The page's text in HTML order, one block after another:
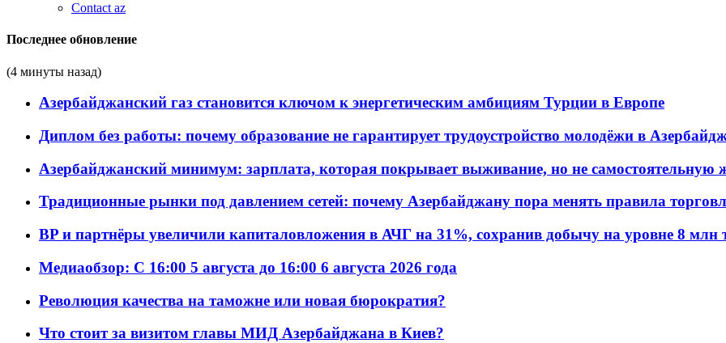
Contact az
Последнее обновление
(4 минуты назад)
Азербайджанский газ становится ключом к энергетическим амбициям Турции в Европе
Диплом без работы: почему образование не гарантирует трудоустройство молодёжи в
Азербайджанский минимум: зарплата, которая покрывает выживание, но не самостоятельную
Традиционные рынки под давлением сетей: почему Азербайджану пора менять правила
BP и партнёры увеличили капиталовложения в АЧГ на 31%, сохранив добычу на уровне 8 млн
Медиаобзор: С 16:00 5 августа до 16:00 6 августа 2026 года
Революция качества на таможне или новая бюрократия?
Что стоит за визитом главы МИД Азербайджана в Киев?